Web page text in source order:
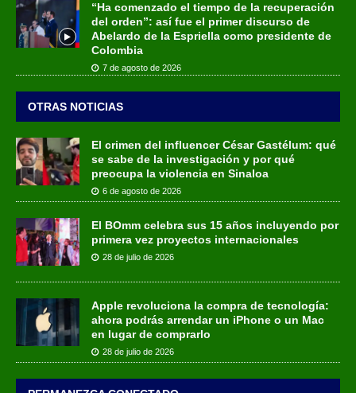
“Ha comenzado el tiempo de la recuperación
del orden”: así fue el primer discurso de
Abelardo de la Espriella como presidente de
Colombia
7 de agosto de 2026
OTRAS NOTICIAS
El crimen del influencer César Gastélum: qué
se sabe de la investigación y por qué
preocupa la violencia en Sinaloa
6 de agosto de 2026
El BOmm celebra sus 15 años incluyendo por
primera vez proyectos internacionales
28 de julio de 2026
Apple revoluciona la compra de tecnología:
ahora podrás arrendar un iPhone o un Mac
en lugar de comprarlo
28 de julio de 2026